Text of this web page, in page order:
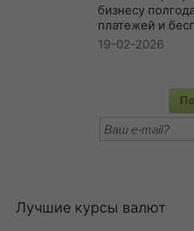
бизнесу
платежей и
19-02-2026
Лучшие курсы валют